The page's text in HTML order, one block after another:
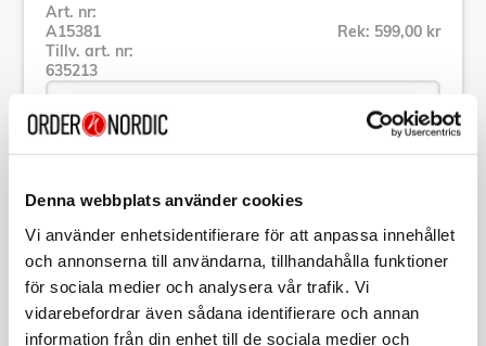
Denna webbplats använder cookies
Vi använder enhetsidentifierare för att anpassa innehållet
och annonserna till användarna, tillhandahålla funktioner
för sociala medier och analysera vår trafik. Vi
vidarebefordrar även sådana identifierare och annan
information från din enhet till de sociala medier och
Art. nr:
A15381
Tillv. art. nr:
635213
Rek: 599,00 kr
Se alla produkter inom Maku
Specifikation
Beskrivning